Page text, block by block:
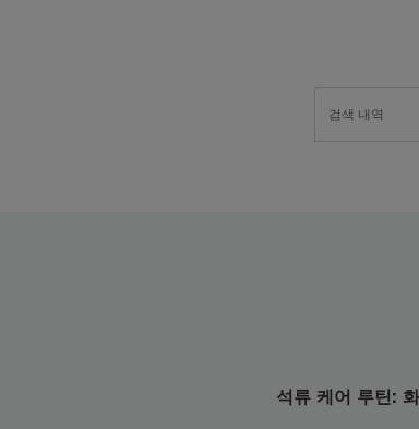
석류 케어 루틴: